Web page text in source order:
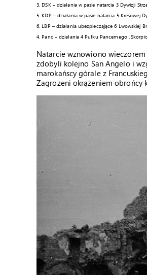
3. DSK – działania w pasie natarcia 3 Dywizji
5. KDP – działania w pasie natarcia 5 Kresowej
6. LBP – działania ubezpieczające 6 Lwowskiej
4. Panc – działania 4 Pułku Pancernego
Natarcie wznowiono
zdobyli kolejno San Angelo i
marokańscy górale z
Zagrożeni okrążeniem obrońcy